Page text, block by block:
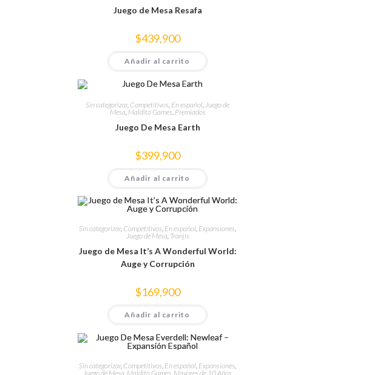
Juego de Mesa Resafa
$439,900
Añadir al carrito
Sin categorizar, Competitivos En español Juego de
Mesa ,Maldito Games Premiados
Juego De Mesa Earth
$399,900
Añadir al carrito
Sin categorizar, Competitivos, En español, Expansiones,
Juego de Mesa, Tranjis
Juego de Mesa It’s A Wonderful World:
Auge y Corrupción
$169,900
Añadir al carrito
Sin categorizar, Competitivos En español Expansiones
Juego de Mesa Maldito Games Mayores de 10 Años